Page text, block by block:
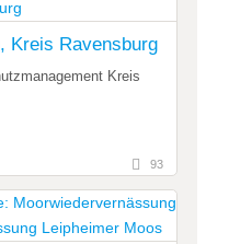
Kreis Ravensburg
Kreis
93